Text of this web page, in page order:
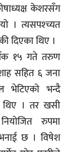
केशरसँग
। त्यसपश्च्यत
दिएका थिए ।
१५ गते तरुण
सहित ६ जना
भेटिएको भन्दै
थिए । तर खसी
रुपमा
छ । विषेश